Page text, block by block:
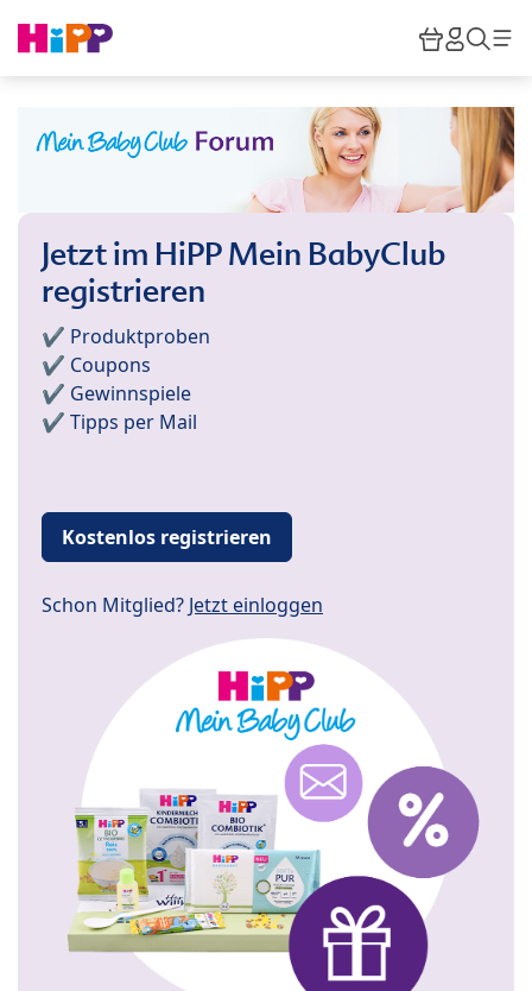
HiPP
Jetzt im HiPP Mein BabyClub
registrieren
✔️ Produktproben
✔️ Coupons
✔️ Gewinnspiele
✔️ Tipps per Mail
Kostenlos registrieren
Schon Mitglied? Jetzt einloggen